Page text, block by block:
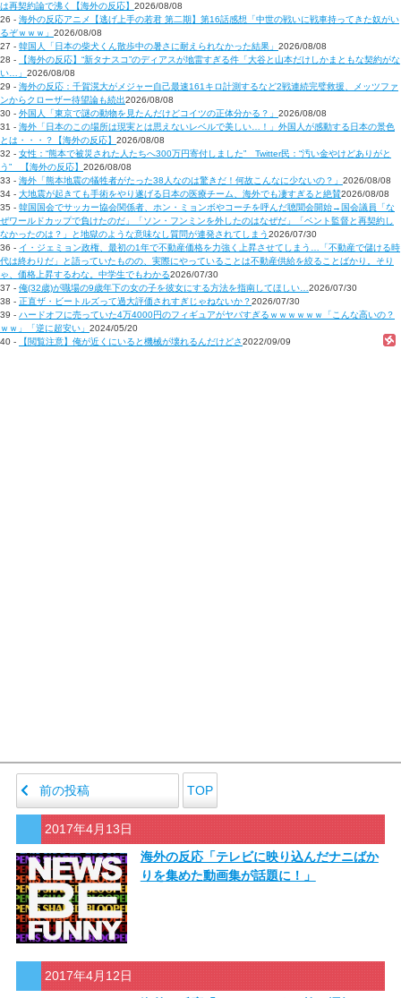
は再契約論で沸く【海外の反応】 2026/08/08
26 - 海外の反応アニメ【逃げ上手の若君 第二期】第16話感想「中世の戦いに戦車持ってきた奴がい
るぞｗｗｗ」 2026/08/08
27 - 韓国人「日本の柴犬くん散歩中の暑さに耐えられなかった結果」 2026/08/08
28 -
【海外の反応】“新タナスコ”のディアスが地雷すぎる件「大谷と山本だけしかまともな契約がな
い…」 2026/08/08
29 - 海外の反応：千賀滉大がメジャー自己最速161キロ計測するなど2戦連続完璧救援、メッツファ
ンからクローザー待望論も続出2026/08/08
30 - 外国人「東京で謎の動物を見たんだけどコイツの正体分かる？」 2026/08/08
31 - 海外「日本のこの場所は現実とは思えないレベルで美しい…！」外国人が感動する日本の景色
とは・・・？【海外の反応】 2026/08/08
32 - 女性：“熊本で被災された人たちへ300万円寄付しました” Twitter民：“汚い金やけどありがと
う” 【海外の反応】 2026/08/08
33 - 海外「熊本地震の犠牲者がたった38人なのは驚きだ！何故こんなに少ないの？」 2026/08/08
34 - 大地震が起きても手術をやり遂げる日本の医療チーム、海外でも凄すぎると絶賛2026/08/08
35 - 韓国国会でサッカー協会関係者、ホン・ミョンボやコーチを呼んだ聴聞会開始→国会議員「な
ぜワールドカップで負けたのだ」「ソン・フンミンを外したのはなぜだ」「ベント監督と再契約し
なかったのは？」と地獄のような意味なし質問が連発されてしまう2026/07/30
36 - イ・ジェミョン政権、最初の1年で不動産価格を力強く上昇させてしまう…「不動産で儲ける時
代は終わりだ」と語っていたものの、実際にやっていることは不動産供給を絞ることばかり。そり
ゃ、価格上昇するわな。中学生でもわかる2026/07/30
37 - 俺(32歳)が職場の9歳年下の女の子を彼女にする方法を指南してほしい…2026/07/30
38 - 正直ザ・ビートルズって過大評価されすぎじゃねないか？2026/07/30
39 - ハードオフに売っていた4万4000円のフィギュアがヤバすぎるｗｗｗｗｗｗ「こんな高いの？
ｗｗ」「逆に超安い」 2024/05/20
40 -
【閲覧注意】俺が近くにいると機械が壊れるんだけどさ2022/09/09
前の投稿 TOP
2017年4月13日
海外の反応「テレビに映り込んだナニばか
りを集めた動画集が話題に！」
2017年4月12日